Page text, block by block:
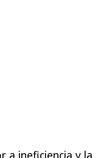
a ineficiencia y la